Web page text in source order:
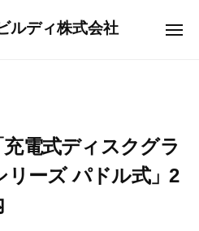
ルディ株式会社
メ
充電式ディスクグラ
リーズ パドル式」2